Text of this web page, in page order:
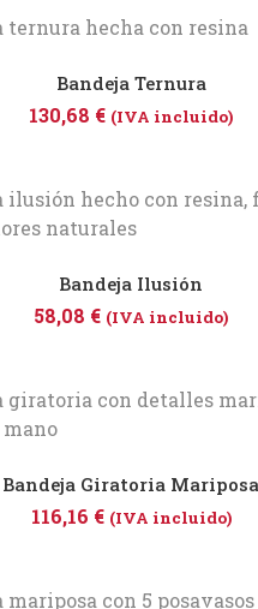
Bandeja Ternura
130,68 € (IVA incluido)
Bandeja Ilusión
58,08 € (IVA incluido)
Bandeja Giratoria Mariposa
116,16 € (IVA incluido)